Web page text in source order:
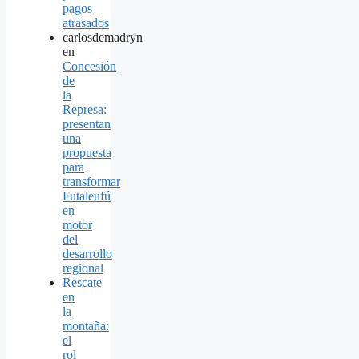
pagos
atrasados
carlosdemadryn
en
Concesión
de
la
Represa:
presentan
una
propuesta
para
transformar
Futaleufú
en
motor
del
desarrollo
regional
Rescate
en
la
montaña:
el
rol